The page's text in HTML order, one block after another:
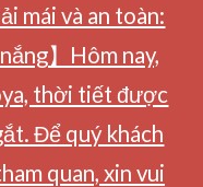
mái và an toàn:
】Hôm nay,
thời tiết được
Để quý khách
quan, xin vui